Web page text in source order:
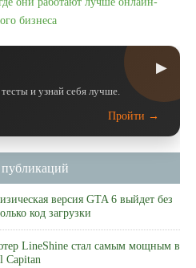
бизнеса
▶
и узнай себя лучше.
Пройти →
версия GTA 6 выйдет без
код загрузки
LineShine стал самым мощным в
Capitan